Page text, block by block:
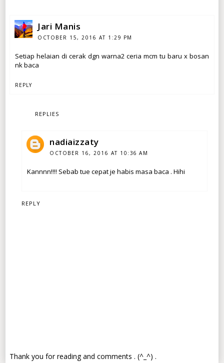
Jari Manis
OCTOBER 15, 2016 AT 1:29 PM
Setiap helaian di cerak dgn warna2 ceria mcm tu baru x bosan
nk baca
REPLY
REPLIES
nadiaizzaty
OCTOBER 16, 2016 AT 10:36 AM
Kannnn!!!! Sebab tue cepat je habis masa baca . Hihi
REPLY
Thank you for reading and comments . (^_^) .